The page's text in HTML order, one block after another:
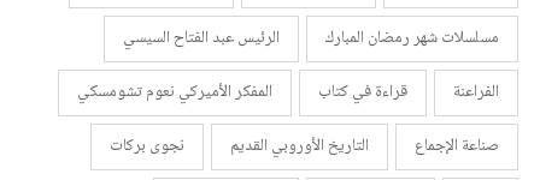
مسلسلات شهر رمضان المبارك
الرئيس عبد الفتاح السيسي
الفراعنة
قراءة في كتاب
المفكر الأميركي نعوم تشومسكي
صناعة الإجماع
التاريخ الأوروبي القديم
نجوى بركات